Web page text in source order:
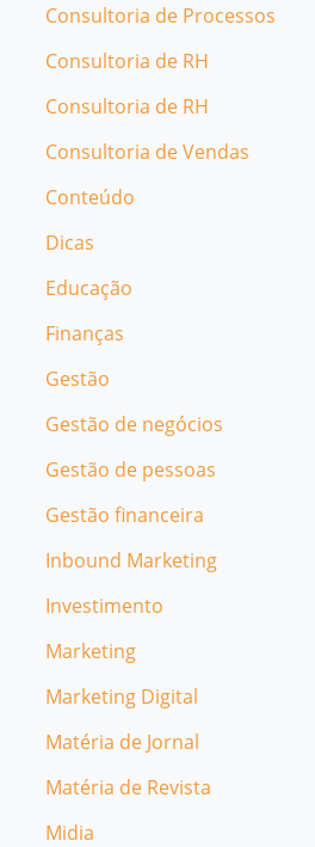
Consultoria de Processos
Consultoria de RH
Consultoria de RH
Consultoria de Vendas
Conteúdo
Dicas
Educação
Finanças
Gestão
Gestão de negócios
Gestão de pessoas
Gestão financeira
Inbound Marketing
Investimento
Marketing
Marketing Digital
Matéria de Jornal
Matéria de Revista
Midia